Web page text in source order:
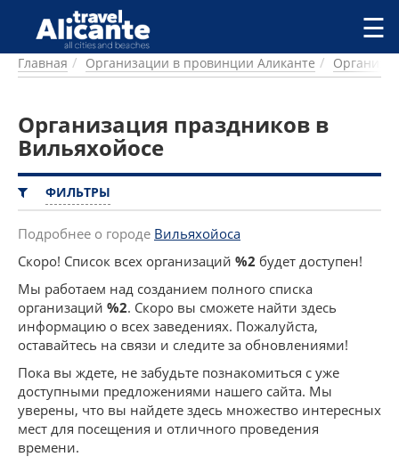
Перейти к основному содержанию
ГОРОДА
ПИТАНИЕ
ПРОЖИВАНИЕ
ДОСТОПРИМЕЧАТЕЛЬНОСТИ
КЕМПИНГ
КОМАРКИ (РАЙОНЫ)
РЕЦЕПТЫ
ПРЕДЛОЖЕНИЯ
СТАТЬИ
УСЛУГИ
☰
Главная Организации в провинции Аликанте
Организация праздников в
Вильяхойосе
ФИЛЬТРЫ
Подробнее о городе Вильяхойоса
Скоро! Список всех организаций %2 будет доступен!
Мы работаем над созданием полного списка
организаций %2. Скоро вы сможете найти здесь
информацию о всех заведениях. Пожалуйста,
оставайтесь на связи и следите за обновлениями!
Пока вы ждете, не забудьте познакомиться с уже
доступными предложениями нашего сайта. Мы
уверены, что вы найдете здесь множество интересных
мест для посещения и отличного проведения
времени.